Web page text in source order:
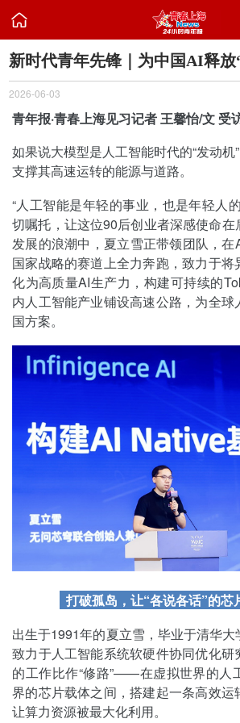

新时代青年先锋｜为中国AI释放
2026-06-03
青年报·青春上海见习记者 王馨怡/文 受
如果说大模型是人工智能时代的“发动机
支撑其高速运转的能源与道路。
“人工智能是年轻的事业，也是年轻人
切嘱托，让这位90后创业者深感使命
发展的浪潮中，夏立雪正带领团队，
国家战略的赛道上全力奔跑，致力于
化为高质量AI生产力，构建可持续的
内人工智能产业铺设高速公路，为全球
国方案。
打破孤岛，让“各说各话”的芯
出生于1991年的夏立雪，毕业于清华
致力于人工智能系统软硬件协同优化研
的工作比作“修路”——在虚拟世界的人
界的芯片载体之间，搭建起一条高效
让算力资源被最大化利用。